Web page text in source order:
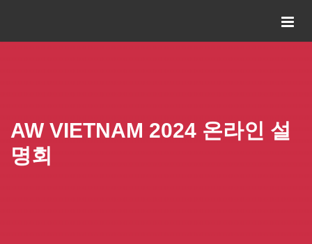
AW VIETNAM 2024 온라인 설
명회